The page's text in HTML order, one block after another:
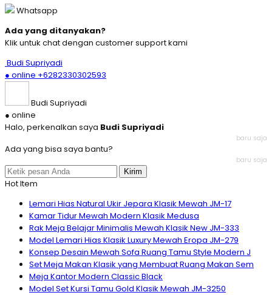
Whatsapp
Ada yang ditanyakan?
Klik untuk chat dengan customer support kami
Budi Supriyadi
● online +6282330302593
Budi Supriyadi
● online
Halo, perkenalkan saya Budi Supriyadi
baru saja
Ada yang bisa saya bantu?
baru saja
Kirim
Hot Item
Lemari Hias Natural Ukir Jepara Klasik Mewah JM-17
Kamar Tidur Mewah Modern Klasik Medusa
Rak Meja Belajar Minimalis Mewah Klasik New JM-333
Model Lemari Hias Klasik Luxury Mewah Eropa JM-279
Konsep Desain Mewah Sofa Ruang Tamu Style Modern J
Set Meja Makan Klasik yang Membuat Ruang Makan Sem
Meja Kantor Modern Classic Black
Model Set Kursi Tamu Gold Klasik Mewah JM-3250